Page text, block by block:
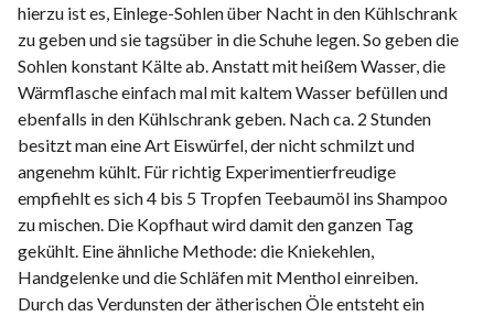
hierzu ist es, Einlege-Sohlen über Nacht in den Kühlschrank
zu geben und sie tagsüber in die Schuhe legen. So geben die
Sohlen konstant Kälte ab. Anstatt mit heißem Wasser, die
Wärmflasche einfach mal mit kaltem Wasser befüllen und
ebenfalls in den Kühlschrank geben. Nach ca. 2 Stunden
besitzt man eine Art Eiswürfel, der nicht schmilzt und
angenehm kühlt. Für richtig Experimentierfreudige
empfiehlt es sich 4 bis 5 Tropfen Teebaumöl ins Shampoo
zu mischen. Die Kopfhaut wird damit den ganzen Tag
gekühlt. Eine ähnliche Methode: die Kniekehlen,
Handgelenke und die Schläfen mit Menthol einreiben.
Durch das Verdunsten der ätherischen Öle entsteht ein